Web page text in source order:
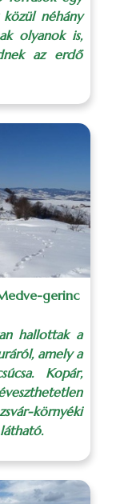
közül néhány
olyanok is,
az erdő
gerinc
hallottak a
amely a
Kopár,
környéki